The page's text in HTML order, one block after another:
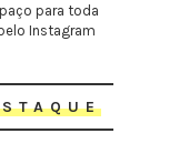
para toda
Instagram